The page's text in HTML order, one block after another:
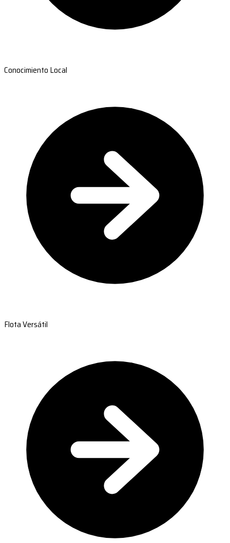
Conocimiento Local
Flota Versátil